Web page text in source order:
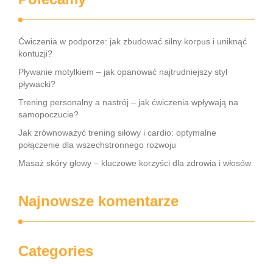
Ćwiczenia w podporze: jak zbudować silny korpus i uniknąć
kontuzji?
Pływanie motylkiem – jak opanować najtrudniejszy styl
pływacki?
Trening personalny a nastrój – jak ćwiczenia wpływają na
samopoczucie?
Jak zrównoważyć trening siłowy i cardio: optymalne
połączenie dla wszechstronnego rozwoju
Masaż skóry głowy – kluczowe korzyści dla zdrowia i włosów
Najnowsze komentarze
Categories